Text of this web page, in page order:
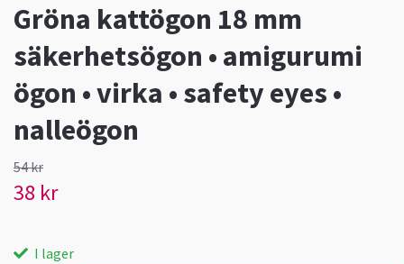
Gröna kattögon 18 mm
säkerhetsögon • amigurumi
ögon • virka • safety eyes •
nalleögon
54 kr
38 kr
I lager